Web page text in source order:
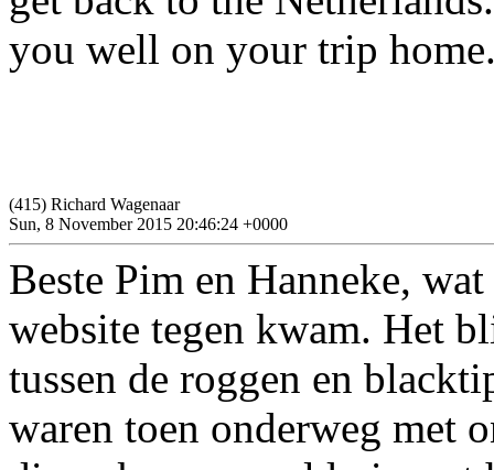
you well on your trip
(415) Richard Wagenaar
Sun, 8 November 2015 20:46:24 +0000
Beste Pim en Hanneke,
website tegen kwam. Het
tussen de roggen en
waren toen onderweg met